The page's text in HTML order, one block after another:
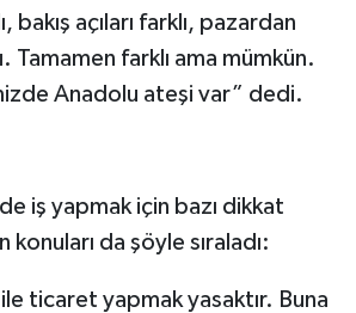
bakış açıları farklı, pazardan
Tamamen farklı ama mümkün.
Anadolu ateşi var” dedi.
iş yapmak için bazı dikkat
da şöyle sıraladı:
ticaret yapmak yasaktır. Buna